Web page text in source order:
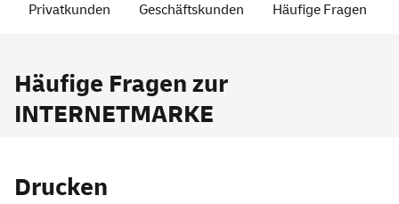
Privatkunden Geschäftskunden Häufige Fragen
Häufige Fragen zur
INTERNETMARKE
Drucken